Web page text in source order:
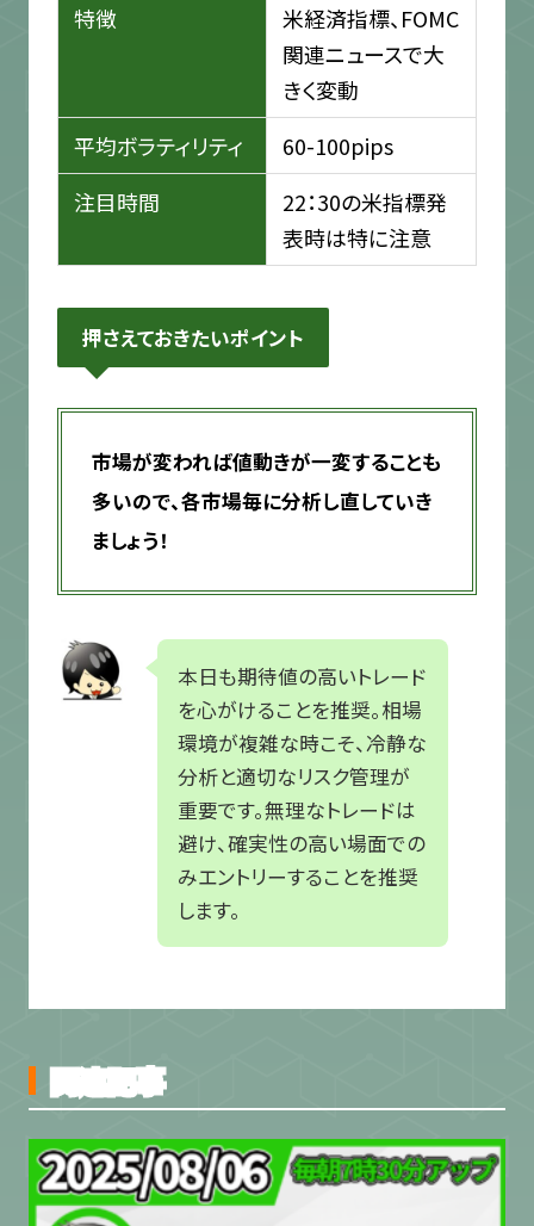
特徴
米経済指標、FOMC
関連ニュースで大
きく変動
平均ボラティリティ
60-100pips
注目時間
22：30の米指標発
表時は特に注意
押さえておきたいポイント
市場が変われば値動きが一変することも
多いので、各市場毎に分析し直していき
ましょう！
本日も期待値の高いトレード
を心がけることを推奨。相場
環境が複雑な時こそ、冷静な
分析と適切なリスク管理が
重要です。無理なトレードは
避け、確実性の高い場面での
みエントリーすることを推奨
します。
関連記事